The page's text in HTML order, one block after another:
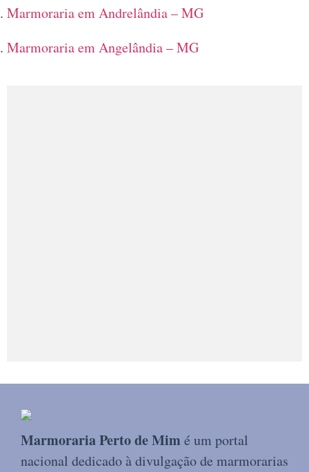
Marmoraria em Andrelândia – MG
Marmoraria em Angelândia – MG
Marmoraria Perto de Mim é um portal
nacional dedicado à divulgação de marmorarias